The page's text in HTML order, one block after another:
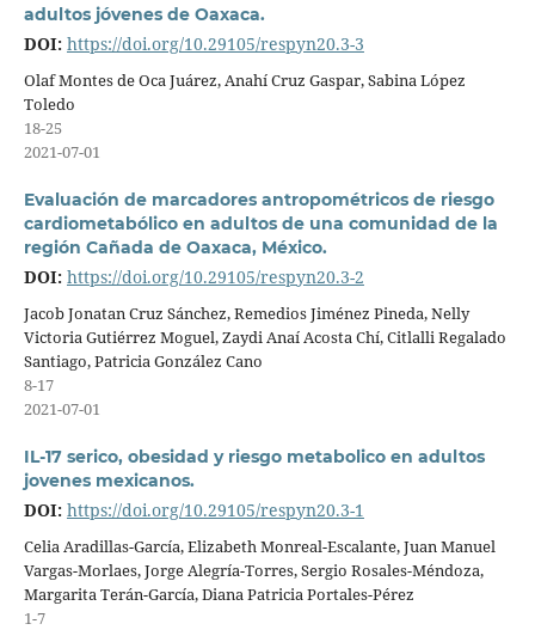
adultos jóvenes de Oaxaca.
DOI: https://doi.org/10.29105/respyn20.3-3
Olaf Montes de Oca Juárez, Anahí Cruz Gaspar, Sabina López
Toledo
18-25
2021-07-01
Evaluación de marcadores antropométricos de riesgo
cardiometabólico en adultos de una comunidad de la
región Cañada de Oaxaca, México.
DOI: https://doi.org/10.29105/respyn20.3-2
Jacob Jonatan Cruz Sánchez, Remedios Jiménez Pineda, Nelly
Victoria Gutiérrez Moguel, Zaydi Anaí Acosta Chí, Citlalli Regalado
Santiago, Patricia González Cano
8-17
2021-07-01
IL-17 serico, obesidad y riesgo metabolico en adultos
jovenes mexicanos.
DOI: https://doi.org/10.29105/respyn20.3-1
Celia Aradillas-García, Elizabeth Monreal-Escalante, Juan Manuel
Vargas-Morlaes, Jorge Alegría-Torres, Sergio Rosales-Méndoza,
Margarita Terán-García, Diana Patricia Portales-Pérez
1-7